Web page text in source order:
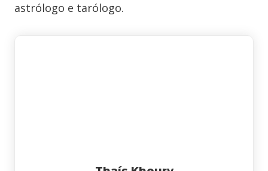
astrólogo e tarólogo.